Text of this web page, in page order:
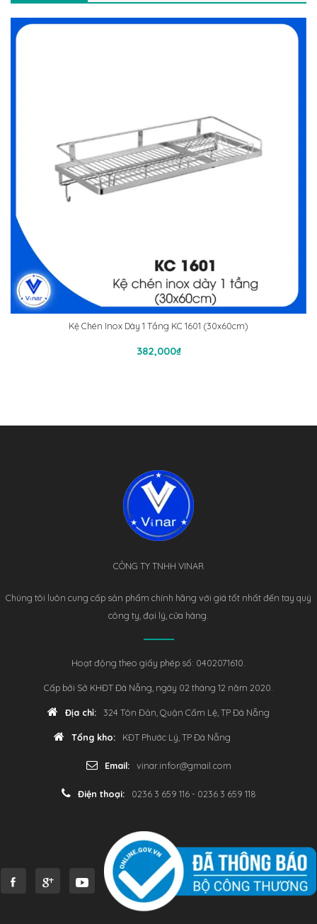
Kệ Chén Inox Dày 1 Tầng KC 1601 (30x60cm)
382,000₫
Thêm Vào Giỏ Hàng
CÔNG TY TNHH VINAR
Chúng tôi luôn cung cấp sản phẩm chính hãng với giá tốt nhất đến tay quý
công ty, đại lý, cửa hàng.
Hoạt động theo giấy phép số: 0402071610.
Cấp bởi Sở KHĐT Đà Nẵng, ngày 02 tháng 12 năm 2020.
Địa chỉ: 324 Tôn Đản, Quận Cẩm Lệ, TP Đà Nẵng
Tổng kho: KĐT Phước Lý, TP Đà Nẵng
Email: vinar.infor@gmail.com
Điện thoại: 0236 3 659 116 - 0236 3 659 118